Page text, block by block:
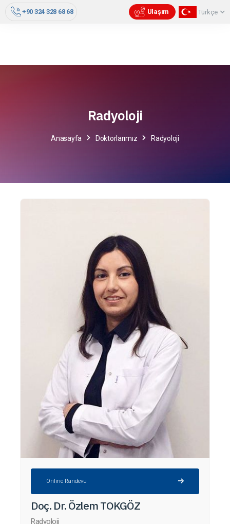
+90 324 328 68 68 Ulaşım Türkçe
Radyoloji
Anasayfa Doktorlarımız Radyoloji
Online Randevu
Doç. Dr. Özlem TOKGÖZ
Radyoloji